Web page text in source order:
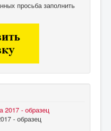
просьба заполнить
- образец